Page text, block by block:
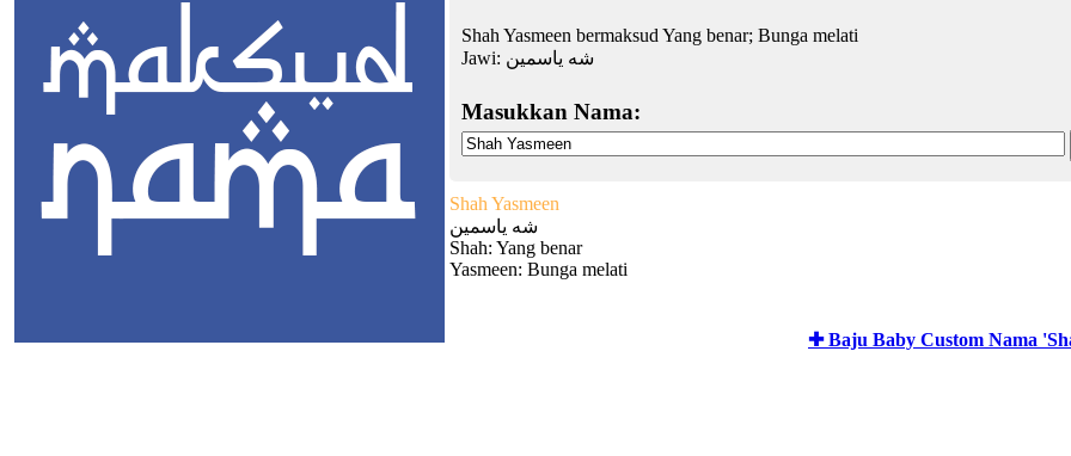
Shah Yasmeen bermaksud Yang benar; Bunga melati
Jawi: شه ياسمين
Masukkan Nama:
Shah Yasmeen
شه ياسمين
Shah: Yang benar
Yasmeen: Bunga melati
✚ Baju Baby Custom Nama